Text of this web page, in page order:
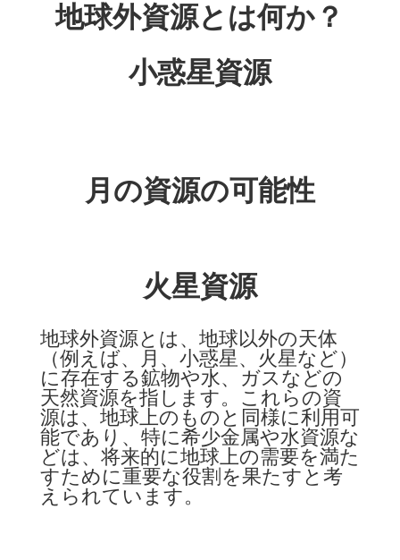
地球外資源とは何か？
小惑星資源
月の資源の可能性
火星資源
地球外資源とは、地球以外の天体
（例えば、月、小惑星、火星など）
に存在する鉱物や水、ガスなどの
天然資源を指します。これらの資
源は、地球上のものと同様に利用可
能であり、特に希少金属や水資源な
どは、将来的に地球上の需要を満た
すために重要な役割を果たすと考
えられています。